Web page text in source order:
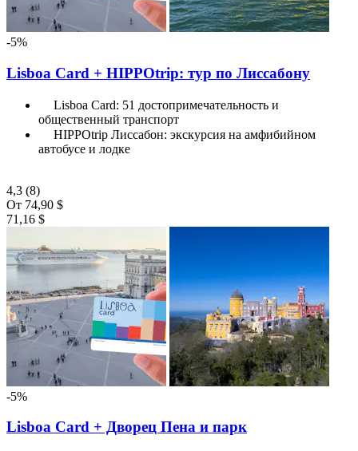
-5%
Lisboa Card + HIPPOtrip: тур по Лиссабону
Lisboa Card: 51 достопримечательность и
общественный транспорт
HIPPOtrip Лиссабон: экскурсия на амфибийном
автобусе и лодке
4,3 (8)
От 74,90 $
71,16 $
-5%
Lisboa Card + Дворец Пена и парк